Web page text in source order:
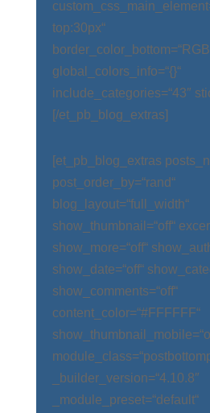
top:30px“
global_colors_info=“{}“
include_categories=“43″
[/et_pb_blog_extras]
[et_pb_blog_extras
post_order_by=“rand“
blog_layout=“full_width“
show_thumbnail=“off“
show_more=“off“
show_date=“off“
show_comments=“off“
content_color=“#FFFFFF“
_builder_version=“4.10.8″
_module_preset=“default“